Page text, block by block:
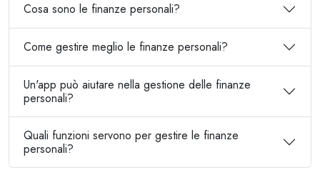
Cosa sono le finanze personali?
Come gestire meglio le finanze personali?
Un'app può aiutare nella gestione delle finanze
personali?
Quali funzioni servono per gestire le finanze
personali?